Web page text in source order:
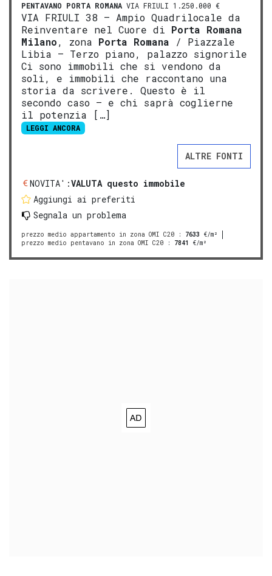
PENTAVANO PORTA ROMANA VIA FRIULI 1.250.000 €
VIA FRIULI 38 — Ampio Quadrilocale da
Reinventare nel Cuore di Porta Romana
Milano, zona Porta Romana / Piazzale
Libia — Terzo piano, palazzo signorile
Ci sono immobili che si vendono da
soli, e immobili che raccontano una
storia da scrivere. Questo è il
secondo caso — e chi saprà coglierne
il potenzia […]
LEGGI ANCORA
ALTRE FONTI
NOVITA':VALUTA questo immobile
Aggiungi ai preferiti
Segnala un problema
prezzo medio appartamento in zona OMI C20 : 7633 €/m²
prezzo medio pentavano in zona OMI C20 : 7841 €/m²